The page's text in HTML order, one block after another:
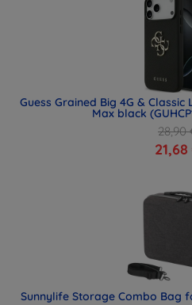
Guess Grained Big 4G &
Max black
28,90
Sunnylife Storage Combo Bag